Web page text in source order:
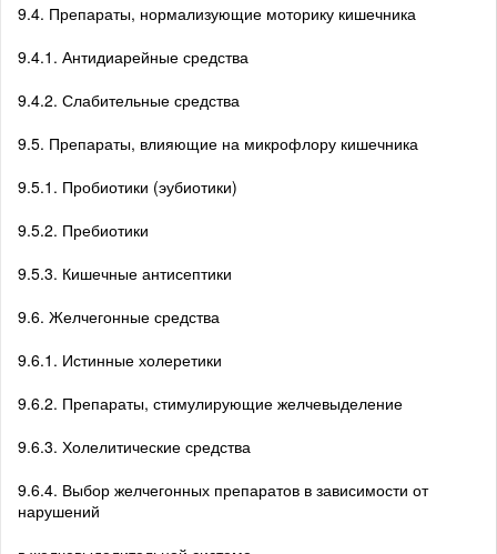
9.4. Препараты, нормализующие моторику кишечника
9.4.1. Антидиарейные средства
9.4.2. Слабительные средства
9.5. Препараты, влияющие на микрофлору кишечника
9.5.1. Пробиотики (эубиотики)
9.5.2. Пребиотики
9.5.3. Кишечные антисептики
9.6. Желчегонные средства
9.6.1. Истинные холеретики
9.6.2. Препараты, стимулирующие желчевыделение
9.6.3. Холелитические средства
9.6.4. Выбор желчегонных препаратов в зависимости от
нарушений